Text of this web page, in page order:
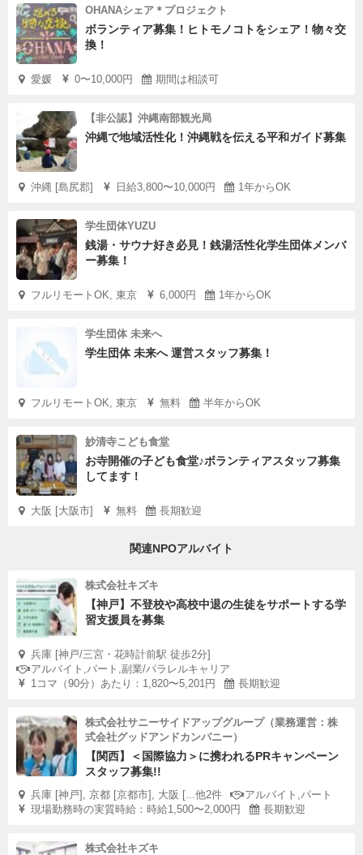
OHANAシェア＊プロジェクト
ボランティア募集！ヒトモノコトをシェア！物々交
換！
愛媛 0〜10,000円 期間は相談可
【非公認】沖縄南部観光局
沖縄で地域活性化！沖縄戦を伝える平和ガイド募集
沖縄 [島尻郡] 日給3,800〜10,000円 1年からOK
学生団体YUZU
銭湯・サウナ好き必見！銭湯活性化学生団体メンバ
ー募集！
フルリモートOK, 東京 6,000円 1年からOK
学生団体 未来へ
学生団体 未来へ 運営スタッフ募集！
フルリモートOK, 東京 無料 半年からOK
妙清寺こども食堂
お寺開催の子ども食堂♪ボランティアスタッフ募集
してます！
大阪 [大阪市] 無料 長期歓迎
関連NPOアルバイト
株式会社キズキ
【神戸】不登校や高校中退の生徒をサポートする学
習支援員を募集
兵庫 [神戸/三宮・花時計前駅 徒歩2分]
アルバイト,パート,副業/パラレルキャリア
1コマ（90分）あたり：1,820〜5,201円
長期歓迎
株式会社サニーサイドアップグループ（業務運営：株
式会社グッドアンドカンパニー）
【関西】＜国際協力＞に携われるPRキャンペーン
スタッフ募集!!
兵庫 [神戸], 京都 [京都市], 大阪 [...他2件
アルバイト,パート
現場勤務時の実質時給：時給1,500〜2,000円
長期歓迎
株式会社キズキ